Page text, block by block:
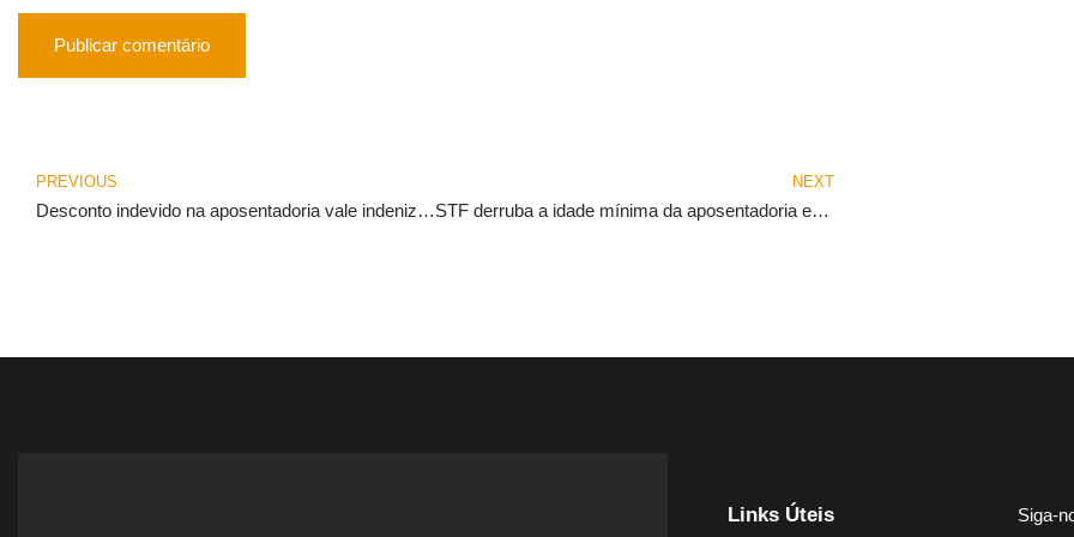
PREVIOUS
Desconto indevido na aposentadoria vale indenização por dano moral automática?
NEXT
STF derruba a idade mínima da aposentadoria especial
Links Úteis Siga-